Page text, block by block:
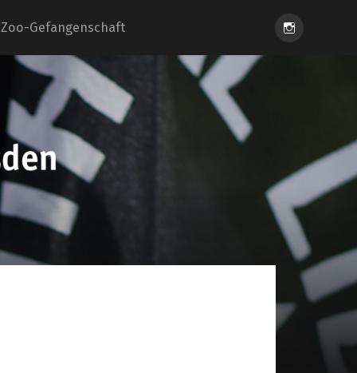
Zoo-Gefangenschaft Instagram